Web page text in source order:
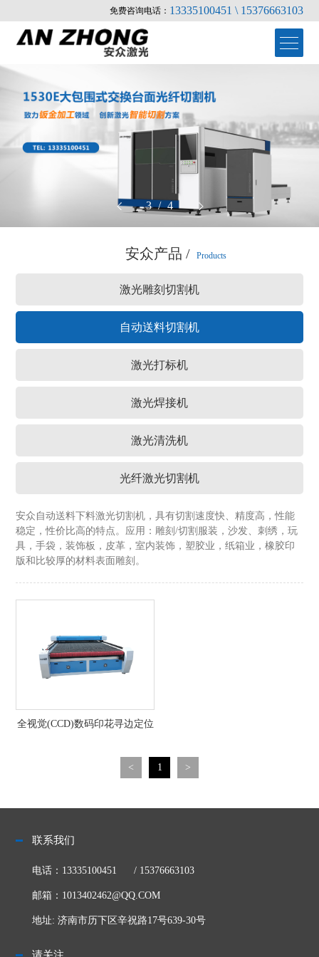
免费咨询电话： 13335100451 \ 15376663103
关于安众
3 / 4
安众产品 / Products
激光雕刻切割机
自动送料切割机
激光打标机
激光焊接机
激光清洗机
光纤激光切割机
安众自动送料下料激光切割机，具有切割速度快、精度高，性能
稳定，性价比高的特点。应用：雕刻/切割服装，沙发、刺绣，玩
具，手袋，装饰板，皮革，室内装饰，塑胶业，纸箱业，橡胶印
版和比较厚的材料表面雕刻。
全视觉(CCD)数码印花寻边定位
<
1 >
联系我们
电话： 13335100451 / 15376663103
邮箱： 1013402462@QQ.COM
地址: 济南市历下区辛祝路17号639-30号